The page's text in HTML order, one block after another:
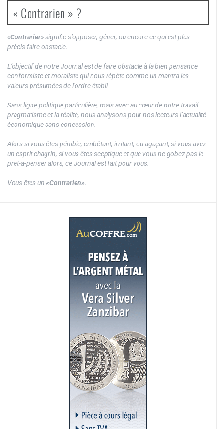
« Contrarien » ?
«Contrarier» signifie s’opposer, gêner, ou encore ce qui est plus
précis faire obstacle.
L’objectif de notre Journal est de faire obstacle à la bien pensance
conformiste et moraliste qui nous répète comme un mantra les
valeurs présumées de l’ordre établi.
Sans ligne politique particulière, mais avec au cœur de notre travail
pragmatisme et la réalité, nous analysons pour nos lecteurs l’actualité
économique sans concession.
Alors si vous êtes pénible, embêtant, irritant, ou agaçant, si vous avez
un esprit chagrin, si vous êtes sceptique et que vous ne gobez pas le
prêt-à-penser alors, ce Journal est fait pour vous.
Vous êtes un «Contrarien».